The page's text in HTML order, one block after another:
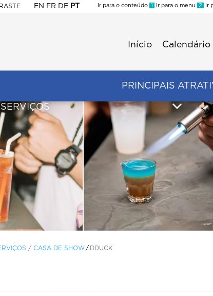
EN FR DE PT
Ir para o conteúdo 1 Ir para o menu 2 Ir
Início Calendário
PRINCIPAIS
/ CASA DE SHOW DDUCK